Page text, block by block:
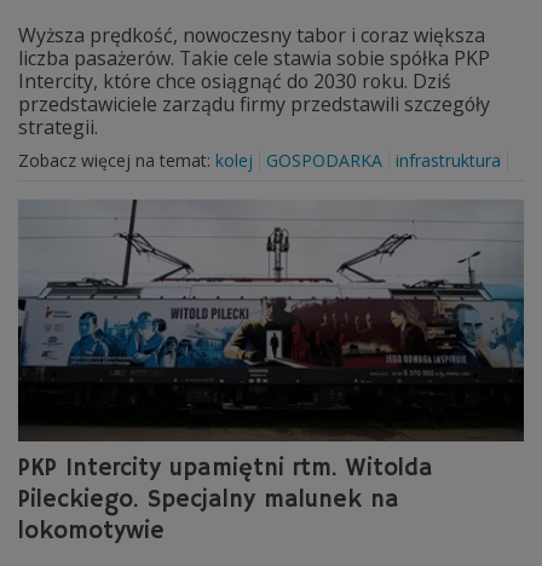
Wyższa prędkość, nowoczesny tabor i coraz większa
liczba pasażerów. Takie cele stawia sobie spółka PKP
Intercity, które chce osiągnąć do 2030 roku. Dziś
przedstawiciele zarządu firmy przedstawili szczegóły
strategii.
Zobacz więcej na temat: kolej GOSPODARKA infrastruktura
PKP Intercity upamiętni rtm. Witolda
Pileckiego. Specjalny malunek na
lokomotywie